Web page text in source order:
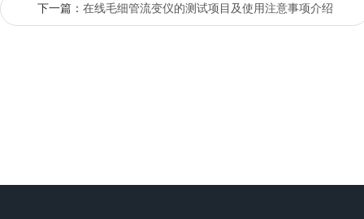
下一篇： 在线毛细管流变仪的测试项目及使用注意事项介绍